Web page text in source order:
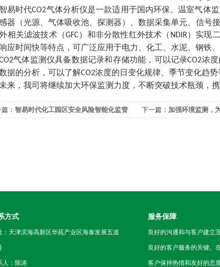
智易时代CO2气体分析仪是一款适用于国内环保、温室气体
器（光源、气体吸收池、探测器）、数据采集单元、信号
相关滤波技术（GFC）和非分散性红外技术（ NDIR）实现
应时间快等特点，可广泛应用于电力、化工、水泥、钢铁、
气体监测仪具备数据记录和存储功能，可以记录CO2浓
据的分析，可以了解CO2浓度的日变化规律、季节变化趋
未来，我司将继续加大环保监测力度，不断突破技术瓶颈，
： 智易时代化工园区安全风险智能化监管
下一篇： 加强环境监测，
方式
：天津滨海高新区华苑产业区海泰发展五道
人：陈涛
服务保障
良好的沟通和与客户建立
良好的客户服务的关键。
客户保持热情和友好的态